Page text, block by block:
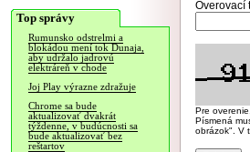
Top správy
Rumunsko odstrelmi a
blokádou mení tok Dunaja,
aby udržalo jadrovú
elektráreň v chode
Joj Play výrazne zdražuje
Chrome sa bude
aktualizovať dvakrát
týždenne, v budúcnosti sa
bude aktualizovať bez
reštartov
Overovací
Pre
Písmená
obrázok". V